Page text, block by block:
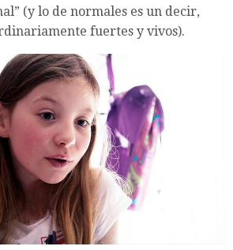
(y lo de normales es un decir,
fuertes y vivos).